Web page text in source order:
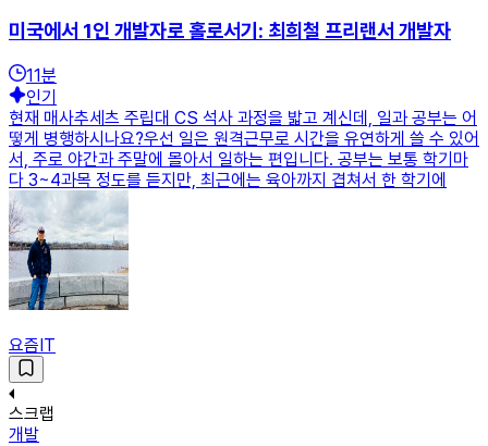
미국에서 1인 개발자로 홀로서기: 최희철 프리랜서 개발자
11분
인기
현재 매사추세츠 주립대 CS 석사 과정을 밟고 계신데, 일과 공부는 어
떻게 병행하시나요?우선 일은 원격근무로 시간을 유연하게 쓸 수 있어
서, 주로 야간과 주말에 몰아서 일하는 편입니다. 공부는 보통 학기마
다 3~4과목 정도를 듣지만, 최근에는 육아까지 겹쳐서 한 학기에
요즘IT
스크랩
개발